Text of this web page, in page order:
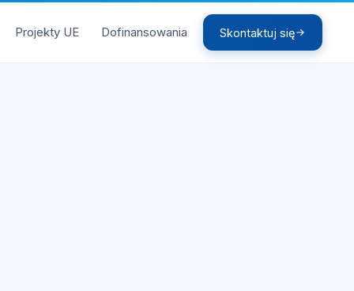
Projekty UE Dofinansowania Skontaktuj się